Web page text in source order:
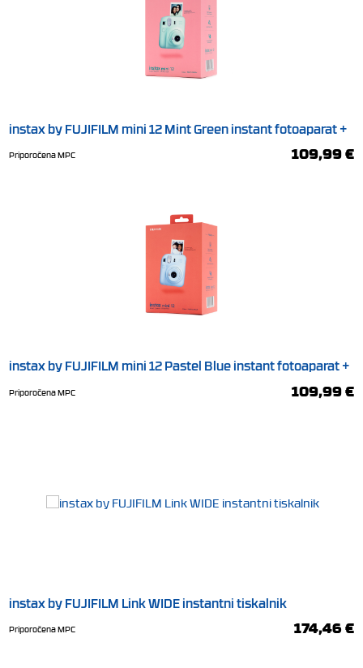
instax by FUJIFILM mini 12 Mint Green instant fotoaparat +
Priporočena MPC 109,99 €
instax by FUJIFILM mini 12 Pastel Blue instant fotoaparat +
Priporočena MPC 109,99 €
instax by FUJIFILM Link WIDE instantni tiskalnik
Priporočena MPC 174,46 €